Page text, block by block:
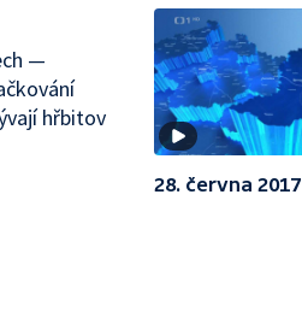
—
hřbitov
28. června 2017